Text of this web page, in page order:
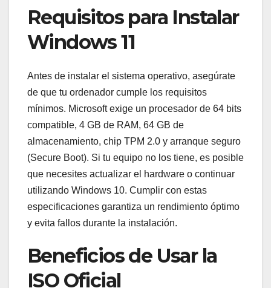
Requisitos para Instalar
Windows 11
Antes de instalar el sistema operativo, asegúrate
de que tu ordenador cumple los requisitos
mínimos. Microsoft exige un procesador de 64 bits
compatible, 4 GB de RAM, 64 GB de
almacenamiento, chip TPM 2.0 y arranque seguro
(Secure Boot). Si tu equipo no los tiene, es posible
que necesites actualizar el hardware o continuar
utilizando Windows 10. Cumplir con estas
especificaciones garantiza un rendimiento óptimo
y evita fallos durante la instalación.
Beneficios de Usar la
ISO Oficial